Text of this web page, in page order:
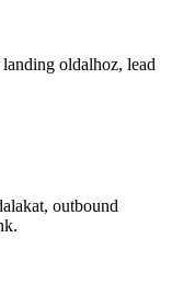
oldalhoz, lead
outbound